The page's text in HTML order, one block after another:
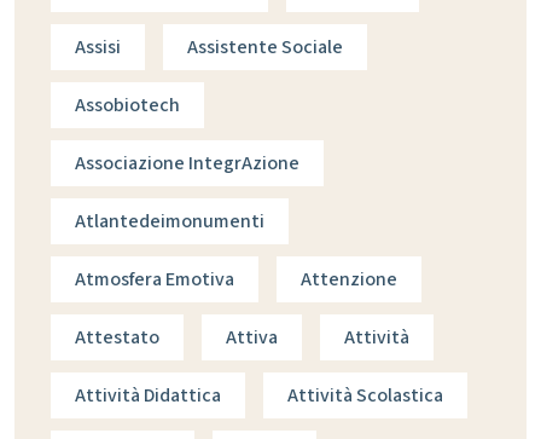
Assisi Assistente Sociale
Assobiotech
Associazione IntegrAzione
Atlantedeimonumenti
Atmosfera Emotiva Attenzione
Attestato Attiva Attività
Attività Didattica Attività Scolastica